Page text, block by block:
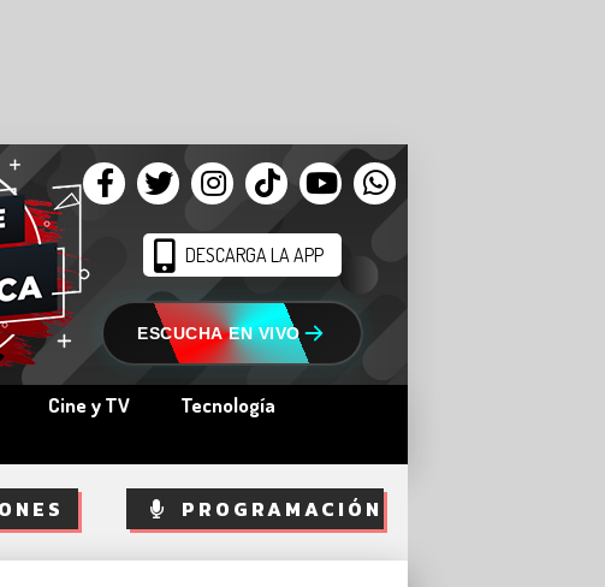
DESCARGA LA APP
ESCUCHA EN VIVO
Cine y TV
Tecnología
PROGRAMACIÓN